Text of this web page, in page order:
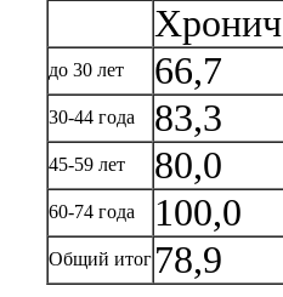
до 30 лет 66,7
30-44 года 83,3
45-59 лет 80,0
60-74 года 100,0
Общий итог 78,9